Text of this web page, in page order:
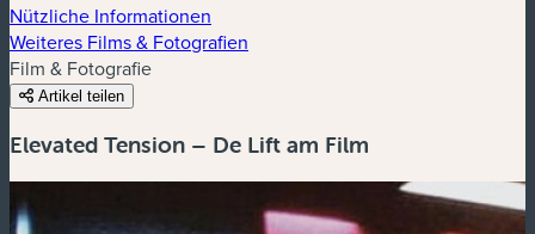
Nützliche Informationen
Weiteres Films & Fotografien
Film & Fotografie
Artikel teilen
Elevated Tension – De Lift am Film